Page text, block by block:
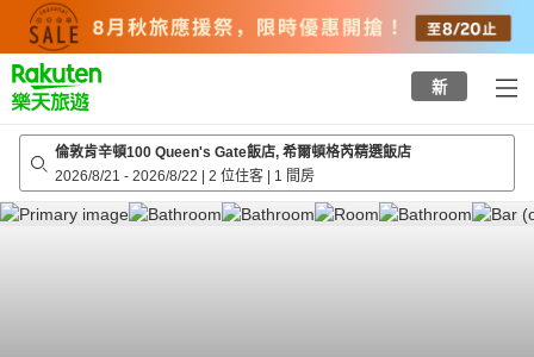
top
page
新
倫敦肯辛頓100 Queen's Gate飯店, 希爾頓格芮精選飯店
2026/8/21 - 2026/8/22 | 2 位住客 | 1 間房